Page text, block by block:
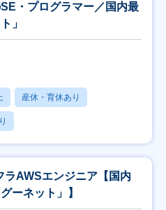
・プログラマー／国内最
」
産休・育休あり
ラAWSエンジニア【国内
ーネット」】